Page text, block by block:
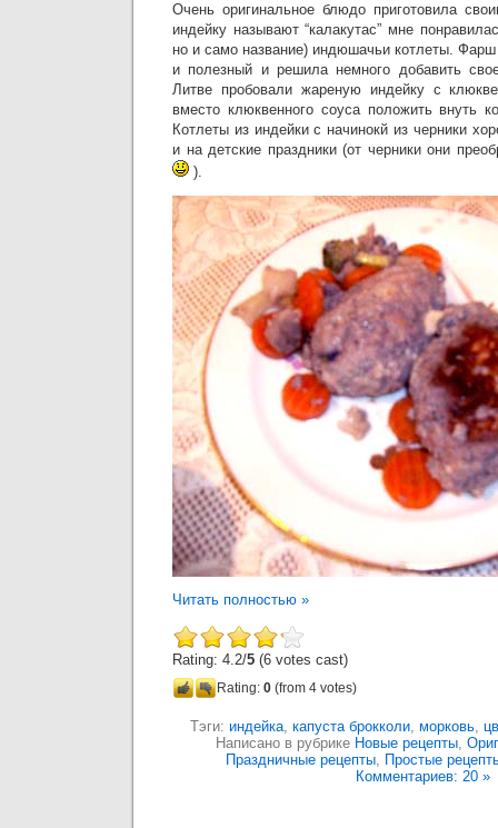
Очень оригинальное блюдо приготовила
индейку называют “калакутас” мне
но и само название) индюшачьи котлеты.
и полезный и решила немного добавить
Литве пробовали жареную индейку с
вместо клюквенного соуса положить внуть
Котлеты из индейки с начинокй из черники
и на детские праздники (от черники они
).
Читать полностью »
Rating: 4.2/5 (6 votes cast)
Rating: 0 (from 4 votes)
Тэги: индейка, капуста брокколи, морковь,
Написано в рубрике Новые рецепты,
Праздничные рецепты, Простые
Комментариев: 20 »